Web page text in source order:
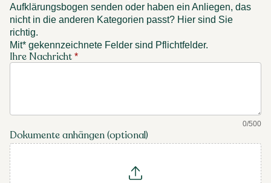
Aufklärungsbogen senden oder haben ein Anliegen, das
nicht in die anderen Kategorien passt? Hier sind Sie
richtig.
Mit* gekennzeichnete Felder sind Pflichtfelder.
Ihre Nachricht *
0/500
Dokumente anhängen (optional)